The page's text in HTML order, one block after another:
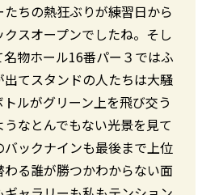
ちの熱狂ぶりが練習日から
スオープンでしたね。そし
物ホール16番パー３ではふ
てスタンドの人たちは大騒
ルがグリーン上を飛び交う
なとんでもない光景を見て
ックナインも最後まで上位
る誰が勝つかわからない面